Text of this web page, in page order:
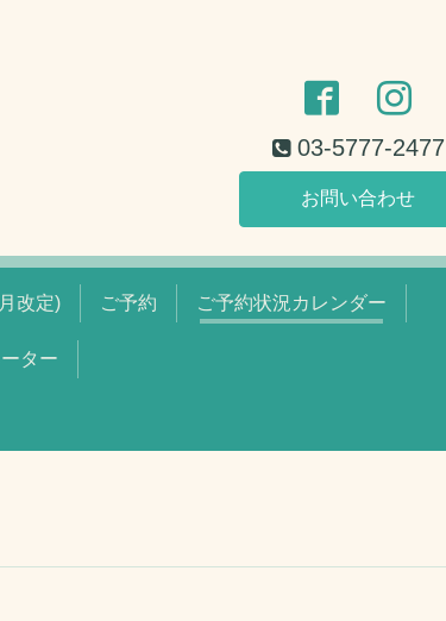
03-5777-2477
お問い合わせ
改定) ご予約 ご予約状況カレンダー
ター